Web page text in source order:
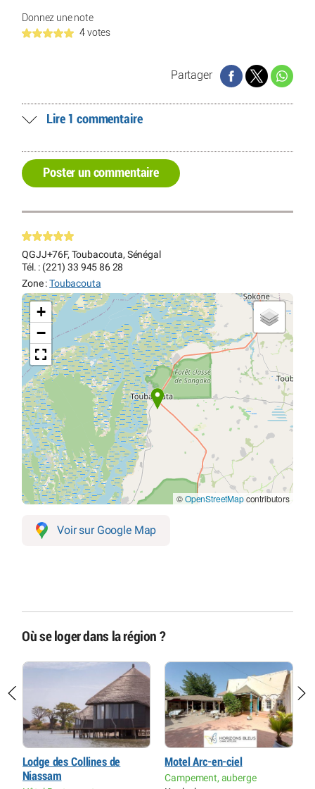
Donnez une note
4 votes
Partager
Lire 1 commentaire
Poster un commentaire
QGJJ+76F, Toubacouta, Sénégal
Tél. : (221) 33 945 86 28
Zone :Toubacouta
+
−
©OpenStreetMapcontributors
Voir sur Google Map
Où se loger dans la région ?
Lodge des Collines de
Niassam
Motel Arc-en-ciel
Campement, auberge